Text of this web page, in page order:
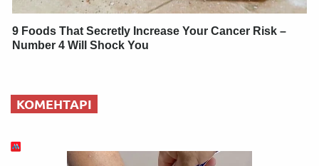
9 Foods That Secretly Increase Your Cancer Risk –
Number 4 Will Shock You
КОМЕНТАРІ